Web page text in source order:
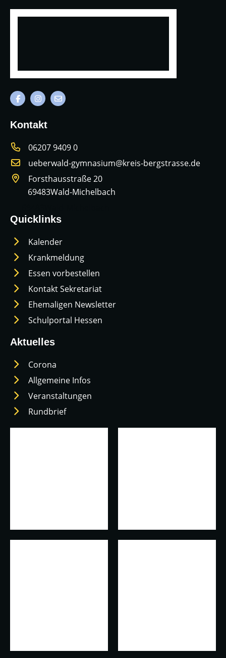
Kontakt
06207 9409 0
ueberwald-gymnasium@kreis-bergstrasse.de
Forsthausstraße 20
69483Wald-Michelbach
Quicklinks
Kalender
Krankmeldung
Essen vorbestellen
Kontakt Sekretariat
Ehemaligen Newsletter
Schulportal Hessen
Aktuelles
Corona
Allgemeine Infos
Veranstaltungen
Rundbrief